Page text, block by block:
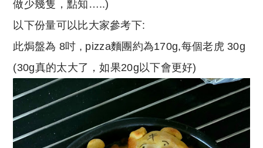
做少幾隻，點知…..)
以下份量可以比大家參考下:
此焗盤為 8吋 , pizza麵團約為170g,每個老虎 30g
(30g真的太大了，如果20g以下會更好)